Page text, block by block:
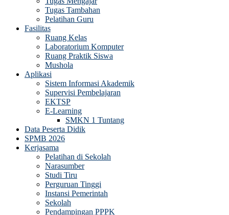
Tugas Tambahan
Pelatihan Guru
Fasilitas
Ruang Kelas
Laboratorium Komputer
Ruang Praktik Siswa
Mushola
Aplikasi
Sistem Informasi Akademik
Supervisi Pembelajaran
EKTSP
E-Learning
SMKN 1 Tuntang
Data Peserta Didik
SPMB 2026
Kerjasama
Pelatihan di Sekolah
Narasumber
Studi Tiru
Perguruan Tinggi
Instansi Pemerintah
Sekolah
Pendampingan PPPK